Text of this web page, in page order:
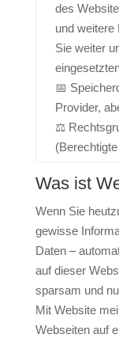
des
und weitere
Sie weiter
📅
Provider,
⚖️
Was ist
Wenn Sie
gewisse
Daten –
auf dieser
sparsam und
Mit Website
Webseiten auf